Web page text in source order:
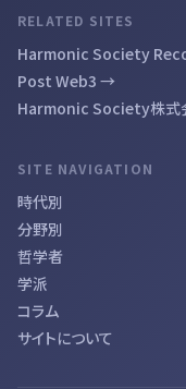
RELATED SITES
Harmonic Society
Post Web3 →
Harmonic Society株
SITE NAVIGATION
時代別
分野別
哲学者
学派
コラム
サイトについて